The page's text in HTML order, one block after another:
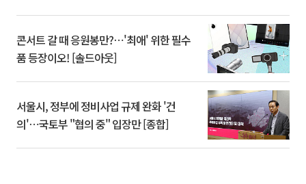
콘서트 갈 때 응원봉만?⋯'최애' 위한 필수
품 등장이오! [솔드아웃]
서울시, 정부에 정비사업 규제 완화 '건
의'⋯국토부 "협의 중" 입장만 [종합]